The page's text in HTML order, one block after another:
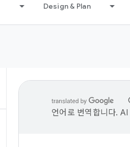
Design & Plan
언어로 번역합니다.